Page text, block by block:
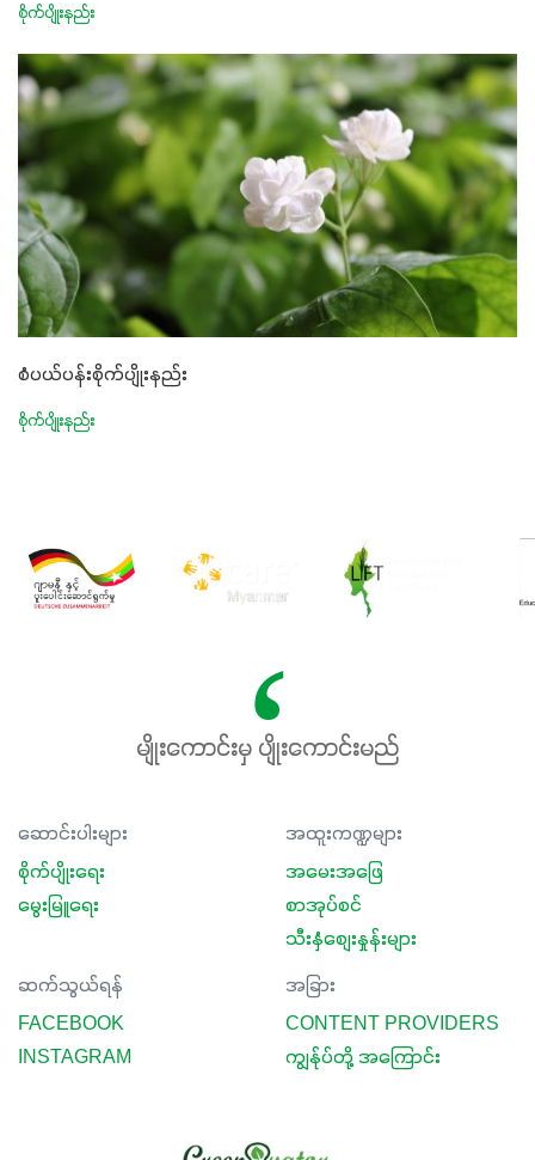
စိုက်ပျိုးနည်း
စံပယ်ပန်းစိုက်ပျိုးနည်း
စိုက်ပျိုးနည်း
မျိုးကောင်းမှ ပျိုးကောင်းမည်
ဆောင်းပါးများ
စိုက်ပျိုးရေး
မွေးမြူရေး
အထူးကဏ္ဍများ
အမေးအဖြေ
စာအုပ်စင်
သီးနှံစျေးနှုန်းများ
ဆက်သွယ်ရန်
FACEBOOK
INSTAGRAM
အခြား
CONTENT PROVIDERS
ကျွန်ုပ်တို့ အကြောင်း